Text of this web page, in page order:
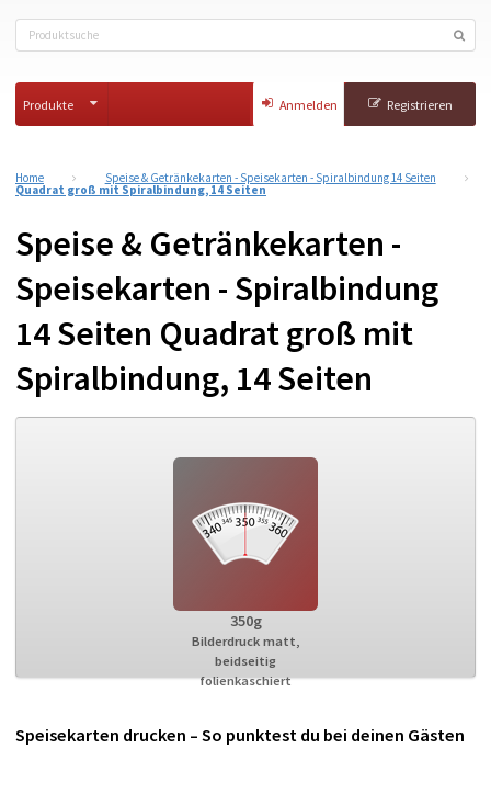
Produkte Anmelden Registrieren
Home Speise & Getränkekarten - Speisekarten - Spiralbindung 14 Seiten
Quadrat groß mit Spiralbindung, 14 Seiten
Speise & Getränkekarten -
Speisekarten - Spiralbindung
14 Seiten Quadrat groß mit
Spiralbindung, 14 Seiten
350g
Bilderdruck matt,
beidseitig
folienkaschiert
Speisekarten drucken – So punktest du bei deinen Gästen